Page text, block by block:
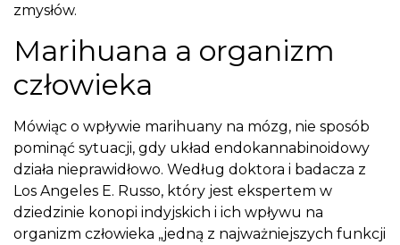
zmysłów.
Marihuana a organizm
człowieka
Mówiąc o wpływie marihuany na mózg, nie sposób
pominąć sytuacji, gdy układ endokannabinoidowy
działa nieprawidłowo. Według doktora i badacza z
Los Angeles E. Russo, który jest ekspertem w
dziedzinie konopi indyjskich i ich wpływu na
organizm człowieka „jedną z najważniejszych funkcji